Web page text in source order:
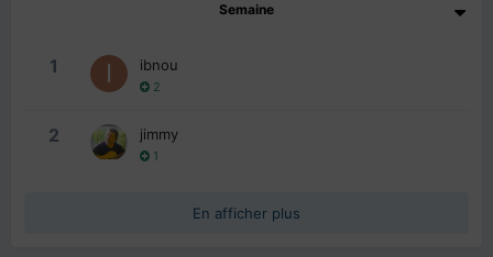
Semaine
1 ibnou
2
2 jimmy
1
En afficher plus